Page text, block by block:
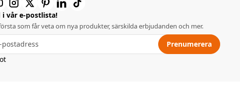
i vår e-postlista!
som får veta om nya produkter, särskilda erbjudanden och mer.
Prenumerera